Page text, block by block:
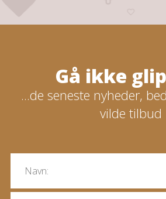
Gå ikke
...de seneste nyheder,
vilde tilbud